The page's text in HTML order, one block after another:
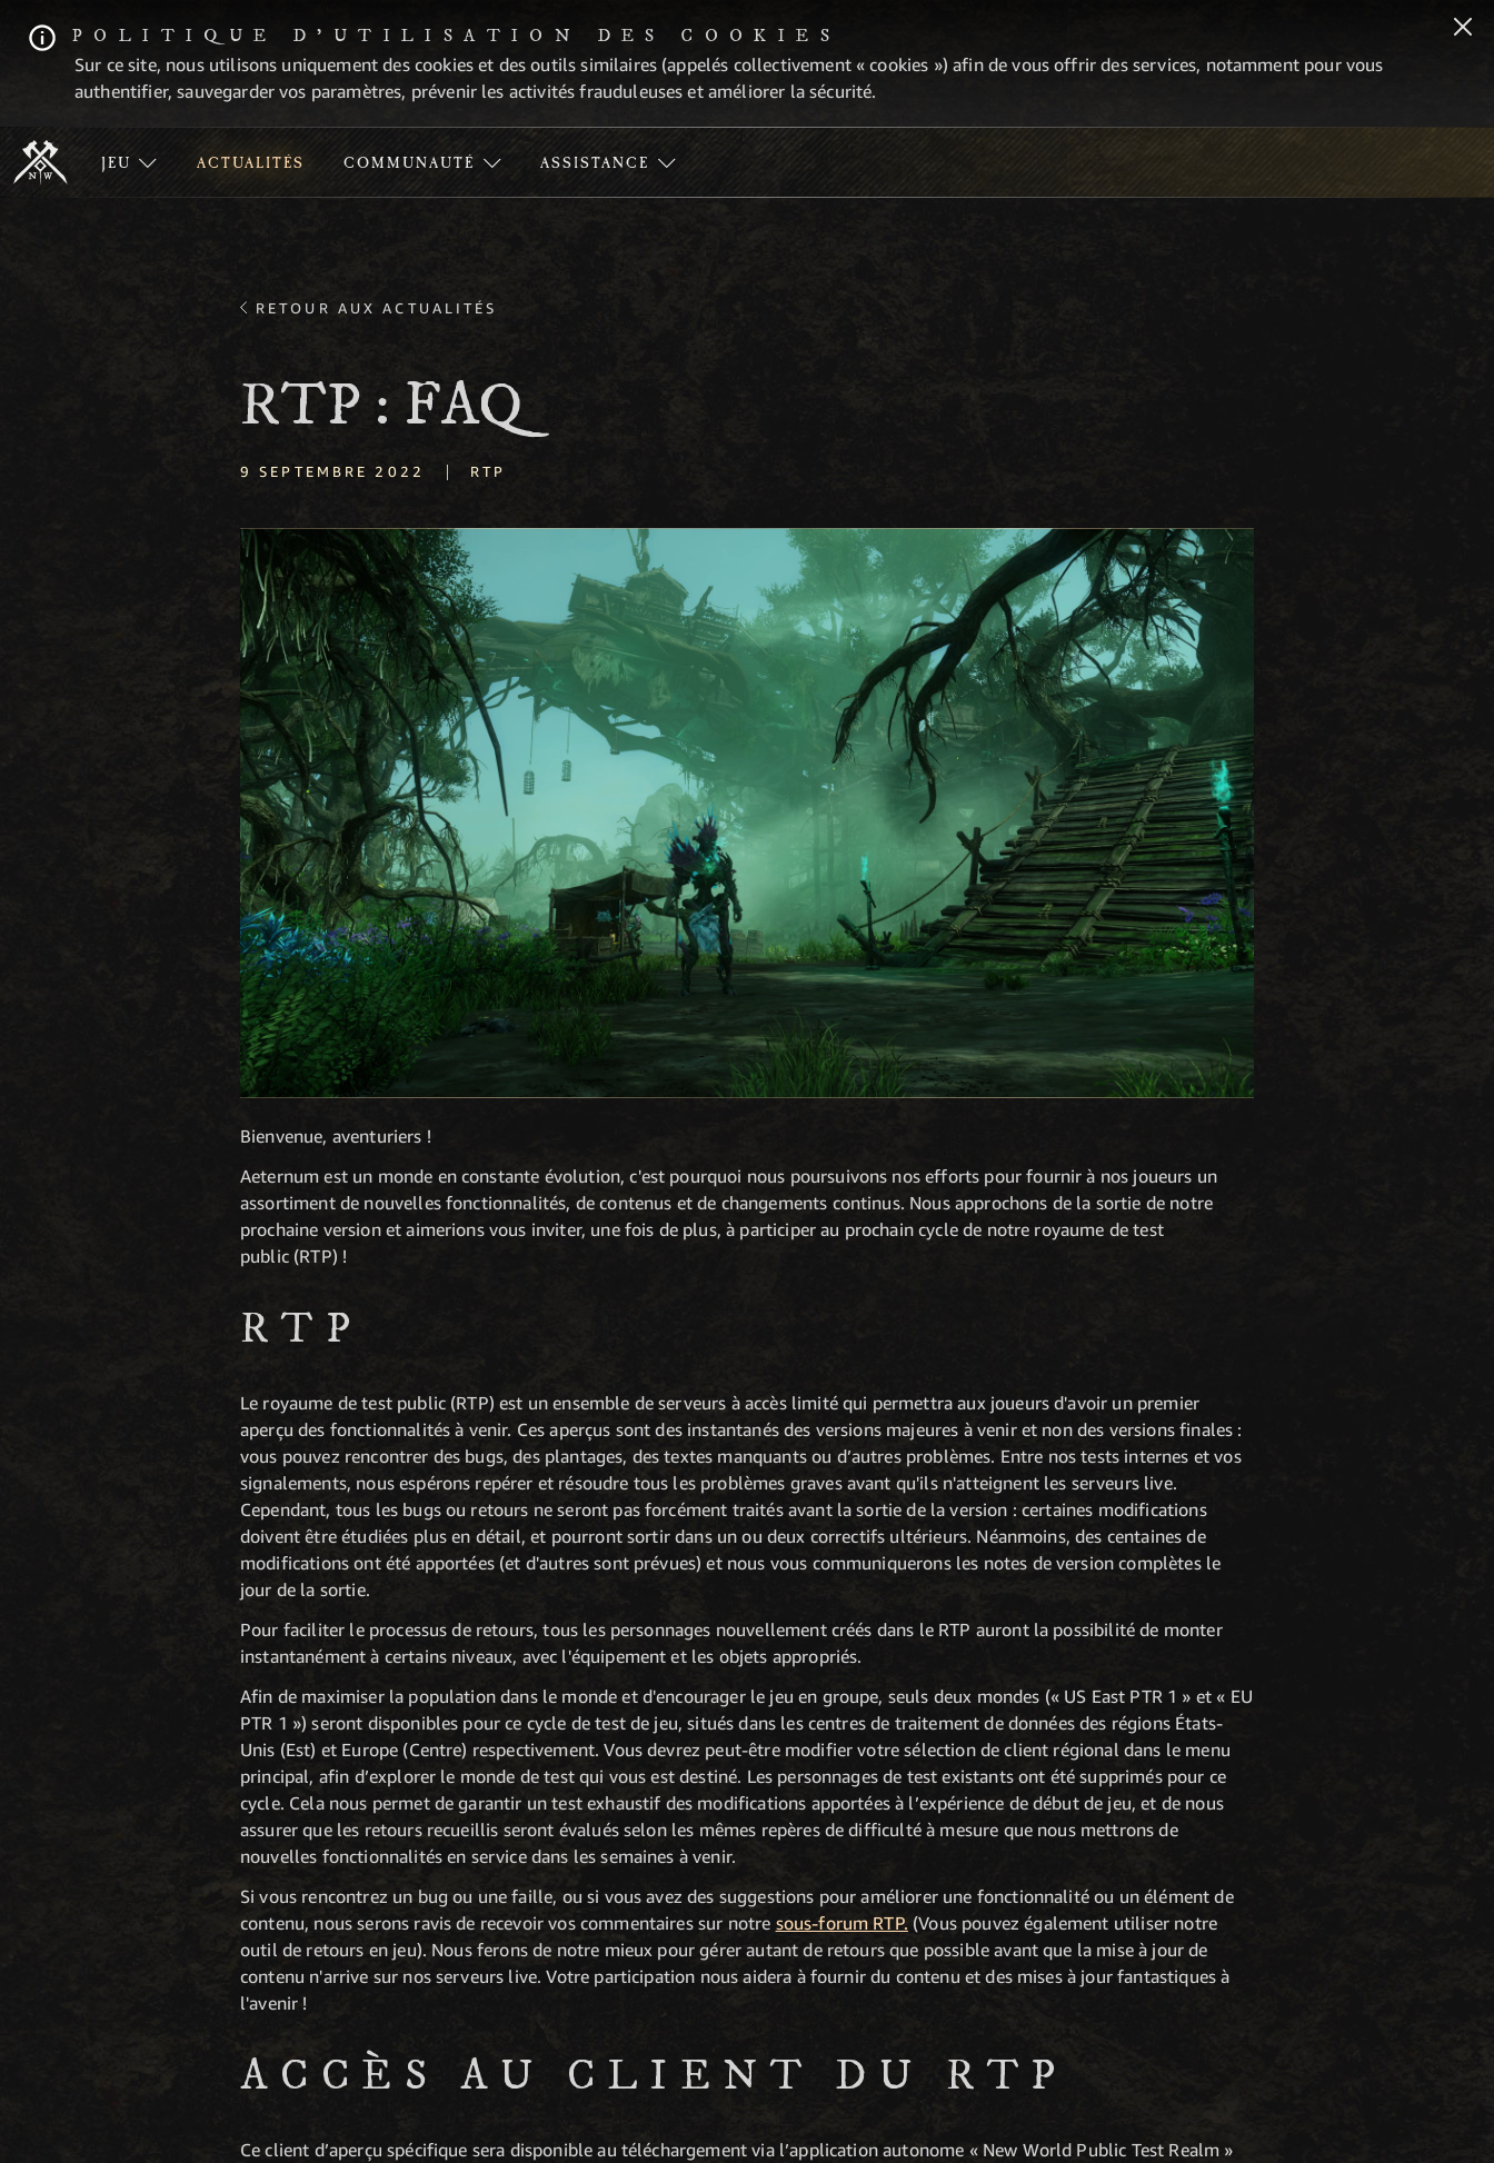
POLITIQUE D'UTILISATION DES COOKIES
Sur ce site, nous utilisons uniquement des cookies et des outils similaires (appelés collectivement « cookies ») afin de vous offrir des services, notamment pour vous
authentifier, sauvegarder vos paramètres, prévenir les activités frauduleuses et améliorer la sécurité.
JEU ACTUALITÉS COMMUNAUTÉ ASSISTANCE
RETOUR AUX ACTUALITÉS
RTP : FAQ
9 SEPTEMBRE 2022 | RTP
Bienvenue, aventuriers !
Aeternum est un monde en constante évolution, c'est pourquoi nous poursuivons nos efforts pour fournir à nos joueurs un
assortiment de nouvelles fonctionnalités, de contenus et de changements continus. Nous approchons de la sortie de notre
prochaine version et aimerions vous inviter, une fois de plus, à participer au prochain cycle de notre royaume de test
public (RTP) !
RTP
Le royaume de test public (RTP) est un ensemble de serveurs à accès limité qui permettra aux joueurs d'avoir un premier
aperçu des fonctionnalités à venir. Ces aperçus sont des instantanés des versions majeures à venir et non des versions finales :
vous pouvez rencontrer des bugs, des plantages, des textes manquants ou d’autres problèmes. Entre nos tests internes et vos
signalements, nous espérons repérer et résoudre tous les problèmes graves avant qu'ils n'atteignent les serveurs live.
Cependant, tous les bugs ou retours ne seront pas forcément traités avant la sortie de la version : certaines modifications
doivent être étudiées plus en détail, et pourront sortir dans un ou deux correctifs ultérieurs. Néanmoins, des centaines de
modifications ont été apportées (et d'autres sont prévues) et nous vous communiquerons les notes de version complètes le
jour de la sortie.
Pour faciliter le processus de retours, tous les personnages nouvellement créés dans le RTP auront la possibilité de monter
instantanément à certains niveaux, avec l'équipement et les objets appropriés.
Afin de maximiser la population dans le monde et d'encourager le jeu en groupe, seuls deux mondes (« US East PTR 1 » et « EU
PTR 1 ») seront disponibles pour ce cycle de test de jeu, situés dans les centres de traitement de données des régions États-
Unis (Est) et Europe (Centre) respectivement. Vous devrez peut-être modifier votre sélection de client régional dans le menu
principal, afin d’explorer le monde de test qui vous est destiné. Les personnages de test existants ont été supprimés pour ce
cycle. Cela nous permet de garantir un test exhaustif des modifications apportées à l’expérience de début de jeu, et de nous
assurer que les retours recueillis seront évalués selon les mêmes repères de difficulté à mesure que nous mettrons de
nouvelles fonctionnalités en service dans les semaines à venir.
Si vous rencontrez un bug ou une faille, ou si vous avez des suggestions pour améliorer une fonctionnalité ou un élément de
contenu, nous serons ravis de recevoir vos commentaires sur notre sous-forum RTP. (Vous pouvez également utiliser notre
outil de retours en jeu). Nous ferons de notre mieux pour gérer autant de retours que possible avant que la mise à jour de
contenu n'arrive sur nos serveurs live. Votre participation nous aidera à fournir du contenu et des mises à jour fantastiques à
l'avenir !
ACCÈS AU CLIENT DU RTP
Ce client d’aperçu spécifique sera disponible au téléchargement via l’application autonome « New World Public Test Realm »